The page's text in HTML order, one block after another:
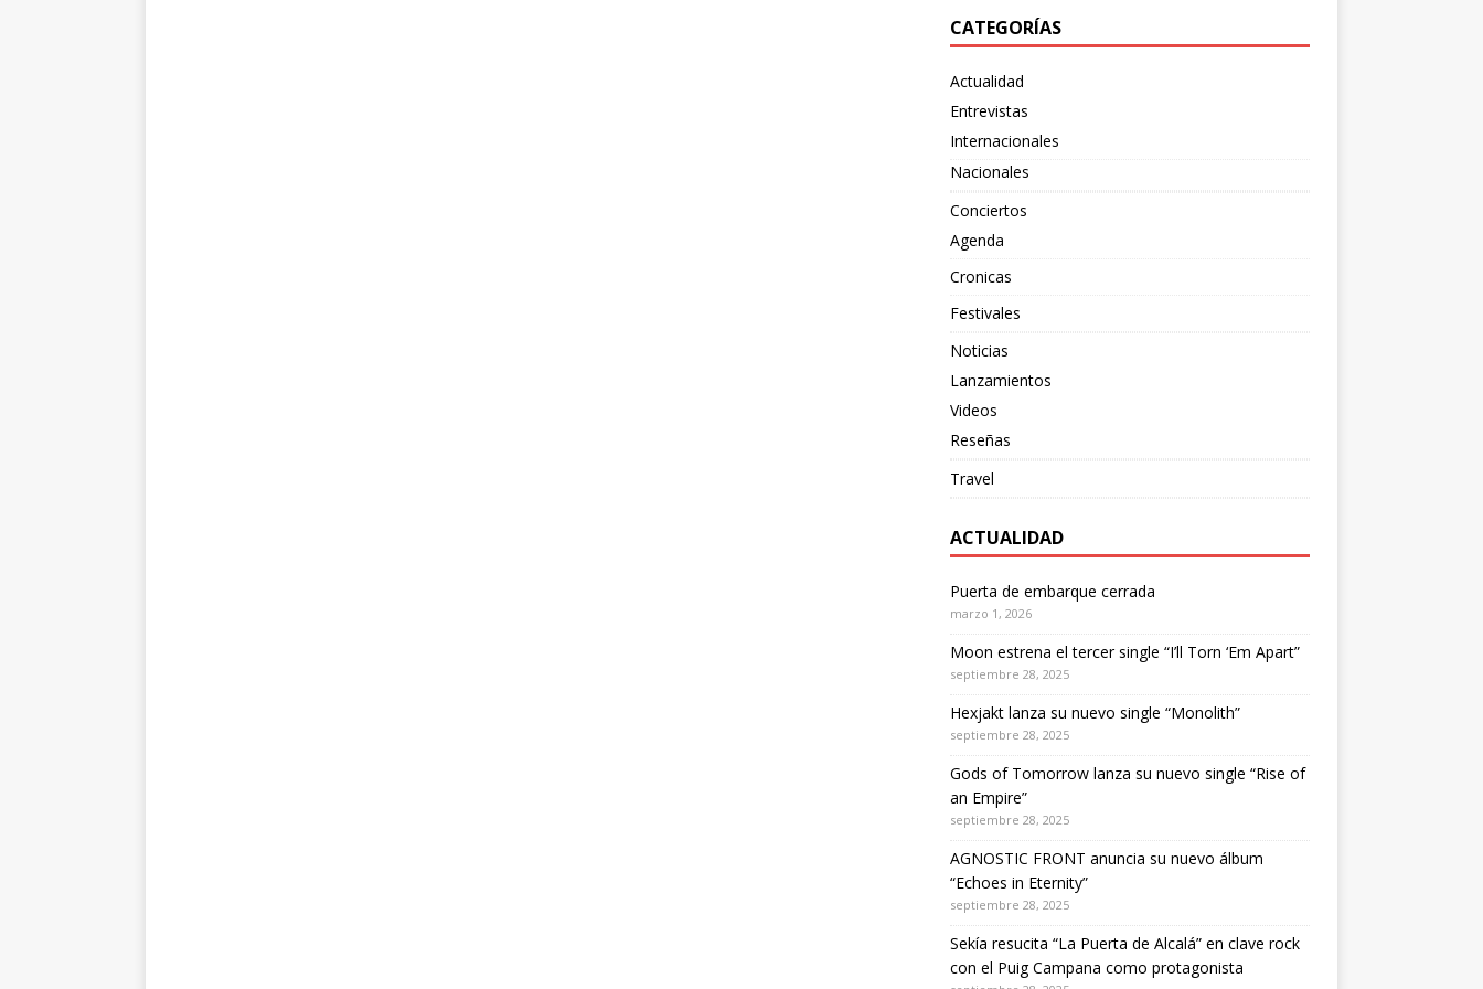
CATEGORÍAS
Actualidad
Entrevistas
Internacionales
Nacionales
Conciertos
Agenda
Cronicas
Festivales
Noticias
Lanzamientos
Videos
Reseñas
Travel
ACTUALIDAD
Puerta de embarque cerrada
marzo 1, 2026
Moon estrena el tercer single “I’ll Torn ‘Em Apart”
septiembre 28, 2025
Hexjakt lanza su nuevo single “Monolith”
septiembre 28, 2025
Gods of Tomorrow lanza su nuevo single “Rise of
an Empire”
septiembre 28, 2025
AGNOSTIC FRONT anuncia su nuevo álbum
“Echoes in Eternity”
septiembre 28, 2025
Sekía resucita “La Puerta de Alcalá” en clave rock
con el Puig Campana como protagonista